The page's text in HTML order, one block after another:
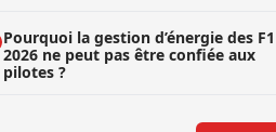
Pourquoi la gestion d’énergie des F1
2026 ne peut pas être confiée aux
pilotes ?